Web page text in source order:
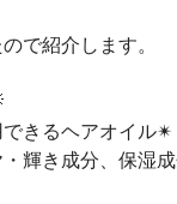
で紹介します。
きるヘアオイル✴
輝き成分、保湿